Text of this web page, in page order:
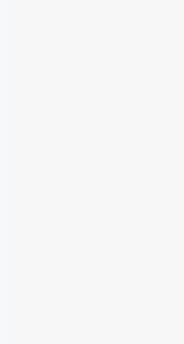
souhaitent faire